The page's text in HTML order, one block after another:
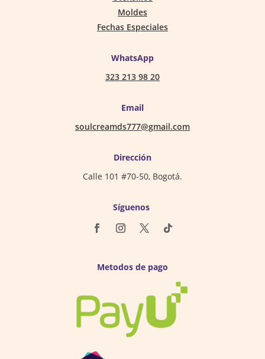
Moldes
Fechas Especiales
WhatsApp
323 213 98 20
Email
soulcreamds777@gmail.com
Dirección
Calle 101 #70-50, Bogotá.
Síguenos
Metodos de pago